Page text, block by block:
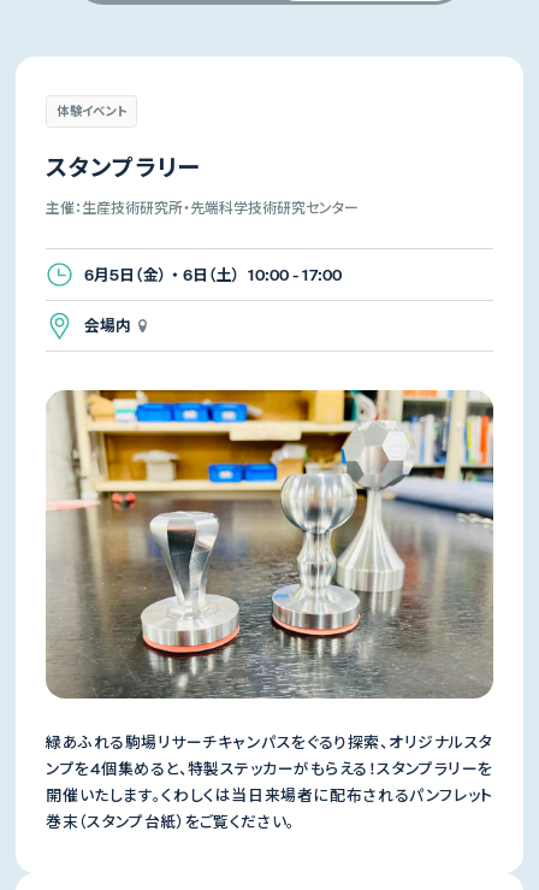
体験イベント
スタンプラリー
主催：生産技術研究所・先端科学技術研究センター
6月5日（金） ・ 6日（土） 10:00 - 17:00
会場内
緑あふれる駒場リサーチキャンパスをぐるり探索、オリジナルスタ
ンプを4個集めると、特製ステッカーがもらえる！スタンプラリーを
開催いたします。くわしくは当日来場者に配布されるパンフレット
巻末（スタンプ台紙）をご覧ください。